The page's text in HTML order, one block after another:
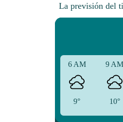
La previsión del
6 AM
9°
9 AM
10°